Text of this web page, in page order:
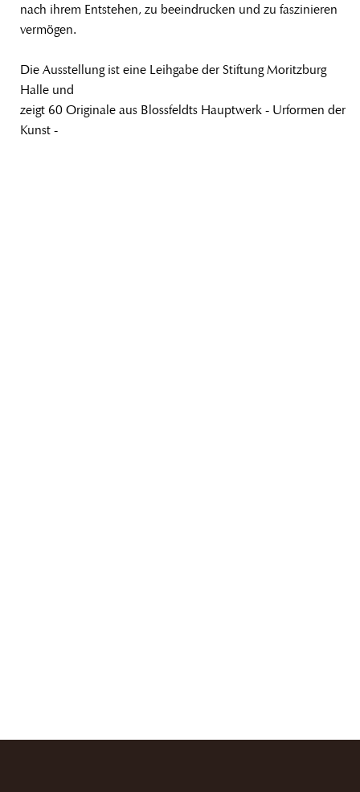
nach ihrem Entstehen, zu beeindrucken und zu faszinieren
vermögen.
Die Ausstellung ist eine Leihgabe der Stiftung Moritzburg
Halle und
zeigt 60 Originale aus Blossfeldts Hauptwerk - Urformen der
Kunst -